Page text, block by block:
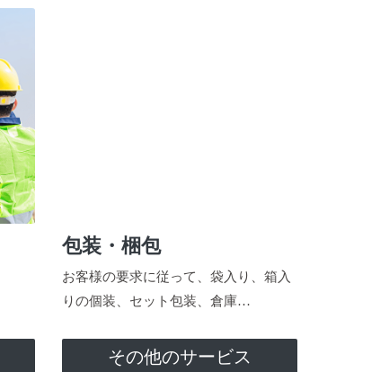
包装・梱包
お客様の要求に従って、袋入り、箱入
りの個装、セット包装、倉庫…
その他のサービス